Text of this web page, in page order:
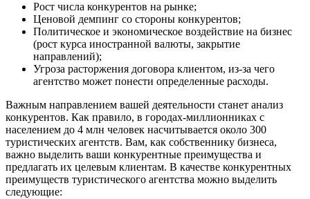
Рост числа конкурентов на рынке;
Ценовой демпинг со стороны конкурентов;
Политическое и экономическое воздействие на бизнес
(рост курса иностранной валюты, закрытие
направлений);
Угроза расторжения договора клиентом, из-за чего
агентство может понести определенные расходы.
Важным направлением вашей деятельности станет анализ
конкурентов. Как правило, в городах-миллионниках с
населением до 4 млн человек насчитывается около 300
туристических агентств. Вам, как собственнику бизнеса,
важно выделить ваши конкурентные преимущества и
предлагать их целевым клиентам. В качестве конкурентных
преимуществ туристического агентства можно выделить
следующие: